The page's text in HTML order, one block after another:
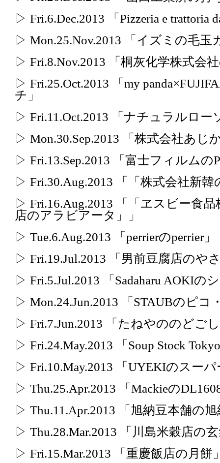
▷ Fri.6.Dec.2013 「Pizzeria e
▷ Mon.25.Nov.2013 「イズミの毛玉
▷ Fri.8.Nov.2013 「桐灰化学株式会
▷ Fri.25.Oct.2013 「my
チ」
▷ Fri.11.Oct.2013 「ナチュラルロ
▷ Mon.30.Sep.2013 「株式会社あじ
▷ Fri.13.Sep.2013 「富士フィルムの
▷ Fri.30.Aug.2013 「「株式会社新
▷ Fri.16.Aug.2013 「「ヱスビー食
店のアラビアータ」」
▷ Tue.6.Aug.2013 「perrierのperrier」
▷ Fri.19.Jul.2013 「男前豆腐店のや
▷ Fri.5.Jul.2013 「Sadaharu AOKIの
▷ Mon.24.Jun.2013 「STAUBのピコ
▷ Fri.7.Jun.2013 「たねやののどご
▷ Fri.24.May.2013 「Soup Stock
▷ Fri.10.May.2013 「UYEKIのスー
▷ Thu.25.Apr.2013 「Mackieの
▷ Thu.11.Apr.2013 「旭納豆本舗の
▷ Thu.28.Mar.2013 「川島米穀店の
▷ Fri.15.Mar.2013 「重慶飯店の月餅